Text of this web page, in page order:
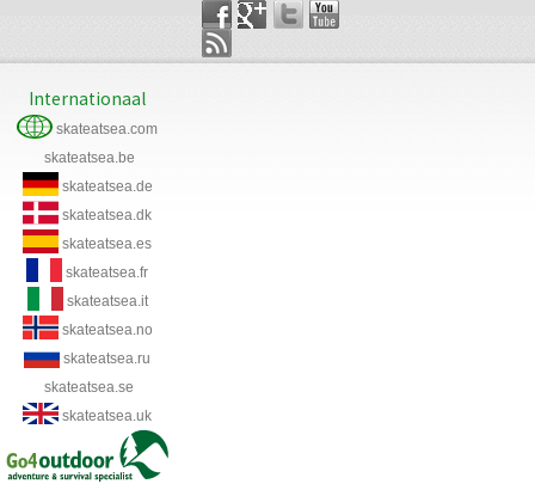
Internationaal
skateatsea.com
skateatsea.be
skateatsea.de
skateatsea.dk
skateatsea.es
skateatsea.fr
skateatsea.it
skateatsea.no
skateatsea.ru
skateatsea.se
skateatsea.uk